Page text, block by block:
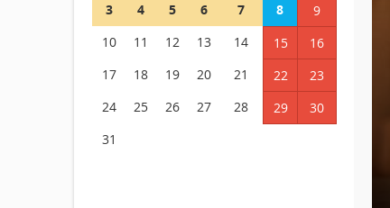
3
4 5 6 7 8
9
10
11 12 13 14 15
16
17
18 19 20 21 22
23
24
25 26 27 28 29
30
31